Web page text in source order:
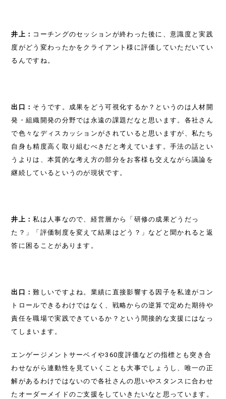
井上： コーチングのセッションが終わった後に、意識度と実践
度がどう変わったかをクライアント様に評価していただいてい
るんですね。
出口： そうです。成果をどう可視化するか？というのは人材開
発・組織開発の分野では永遠の課題だなと思います。各社さん
で色々なディスカッションがされていると思いますが、私たち
自身も精度高く取り組むべきだと考えています。手法の話とい
うよりは、本質的な考え方の部分をお客様も交えながら議論を
継続しているというのが現状です。
井上：私は人事なので、経営層から「研修の成果どうだっ
た？」「評価制度を変えて結果はどう？」などと聞かれると返
答に困ることがあります。
出口：難しいですよね。業績に直接影響する因子を私達がコン
トロールできるわけではなく、戦略からの逆算で定めた期待や
責任を職場で実践できているか？という間接的な支援にはなっ
てしまいます。
エンゲージメントサーベイや360度評価などの指標とも突き合
わせながら連動性を見ていくことも大事でしょうし、唯一の正
解があるわけではないので各社さんの思いやスタンスに合わせ
たオーダーメイドのご支援をしていきたいなと思っています。